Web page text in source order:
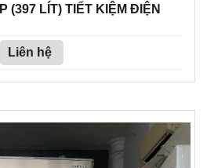
(397 LÍT) TIẾT KIỆM ĐIỆN
Liên hệ